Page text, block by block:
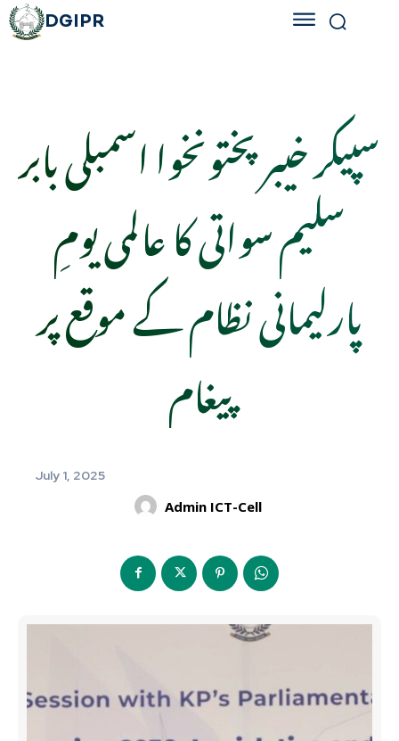
DGIPR
سپیکر خیبرپختونخوا اسمبلی بابر
سلیم سواتی کا عالمی یومِ
پارلیمانی نظام کے موقع پر
پیغام
July 1, 2025
Admin ICT-Cell